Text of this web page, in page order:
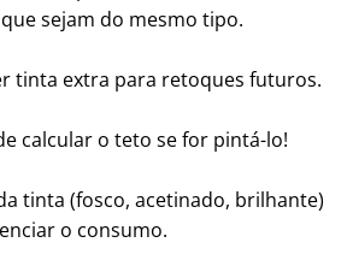
sejam do mesmo tipo.
tinta extra para retoques futuros.
calcular o teto se for pintá-lo!
tinta (fosco, acetinado, brilhante)
o consumo.